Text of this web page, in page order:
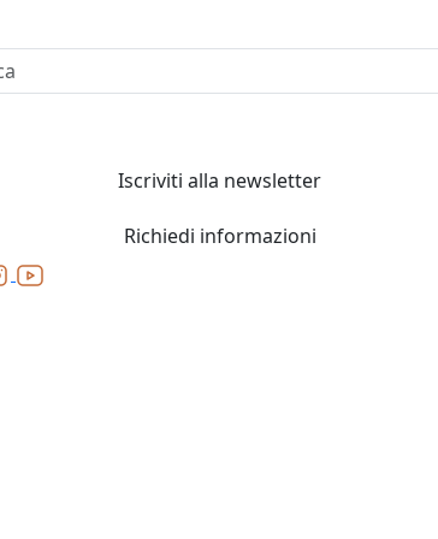
Iscriviti alla newsletter
Richiedi informazioni